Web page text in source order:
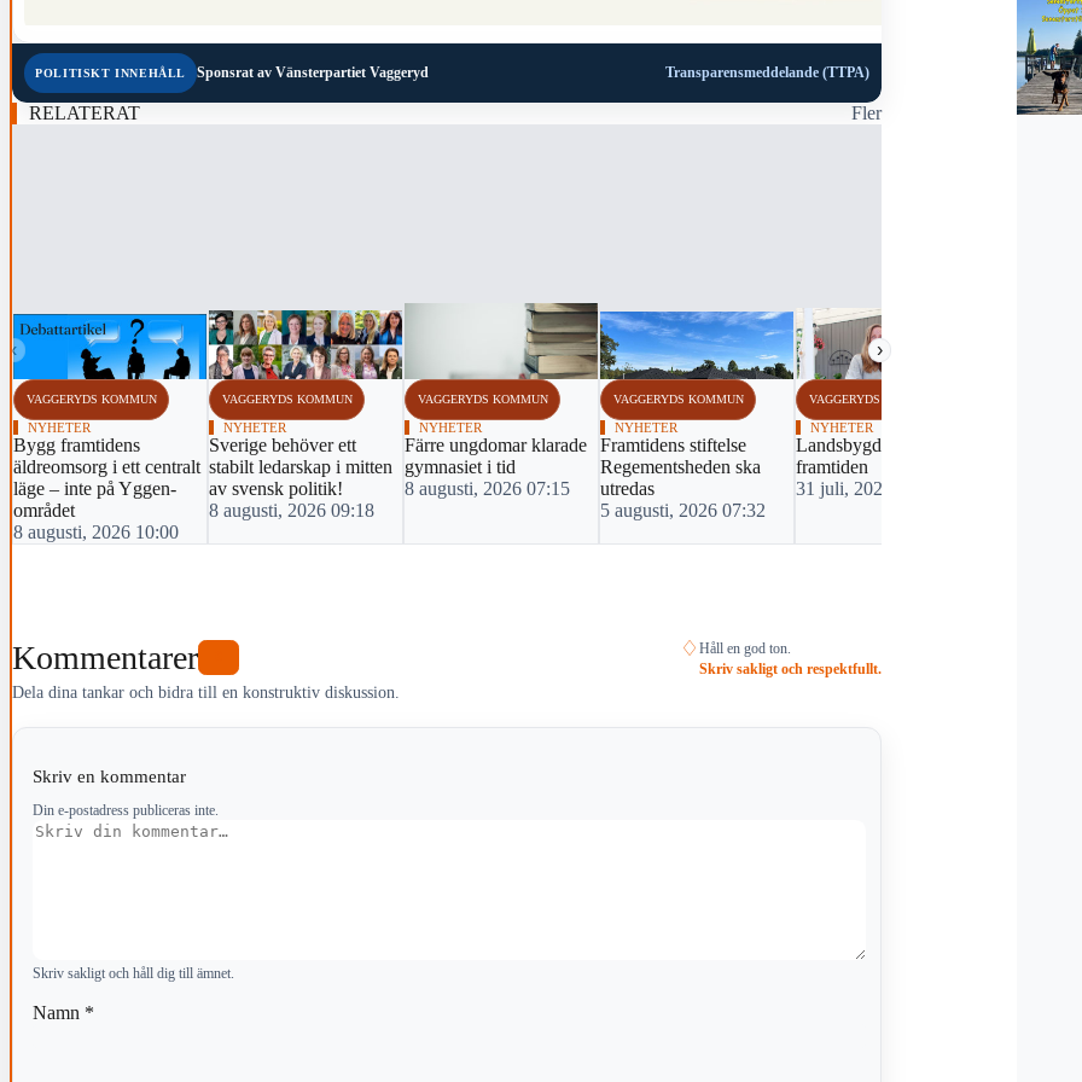
POLITISKT INNEHÅLL Sponsrat av Vänsterpartiet Vaggeryd Transparensmeddelande (TTPA)
RELATERAT Fler
‹ ›
VAGGERYDS KOMMUN
NYHETER
Bygg framtidens
äldreomsorg i ett centralt
läge – inte på Yggen-
området
8 augusti, 2026 10:00
VAGGERYDS KOMMUN
NYHETER
Sverige behöver ett
stabilt ledarskap i mitten
av svensk politik!
8 augusti, 2026 09:18
VAGGERYDS KOMMUN
NYHETER
Färre ungdomar klarade
gymnasiet i tid
8 augusti, 2026 07:15
VAGGERYDS KOMMUN
NYHETER
Framtidens stiftelse
Regementsheden ska
utredas
5 augusti, 2026 07:32
VAGGERYDS KOMMUN
NYHETER
Landsbygden producerar
framtiden
31 juli, 2026 11:00
Kommentarer
Dela dina tankar och bidra till en konstruktiv diskussion.
♢ Håll en god ton.
Skriv sakligt och respektfullt.
Skriv en kommentar
Din e-postadress publiceras inte.
Kommentar
Skriv sakligt och håll dig till ämnet.
Namn *